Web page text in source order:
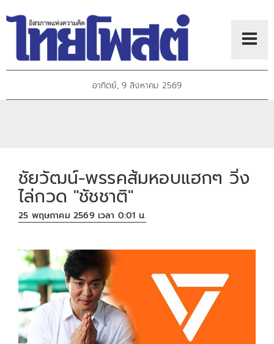
อาทิตย์, 9 สิงหาคม 2569
ชัยวัฒน์-พรรคส้มหอบแฮกๆ วิ่ง
ไล่กวด "ชัชชาติ"
25 พฤษภาคม 2569 เวลา 0:01 น.